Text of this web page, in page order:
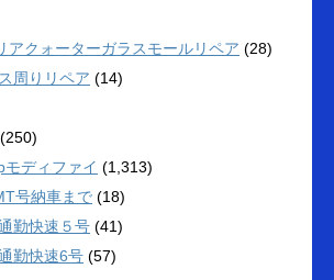
クォーターガラスモールリペア (28)
周りリペア (14)
(250)
ディファイ (1,313)
号納車まで (18)
勤快速５号 (41)
勤快速6号 (57)